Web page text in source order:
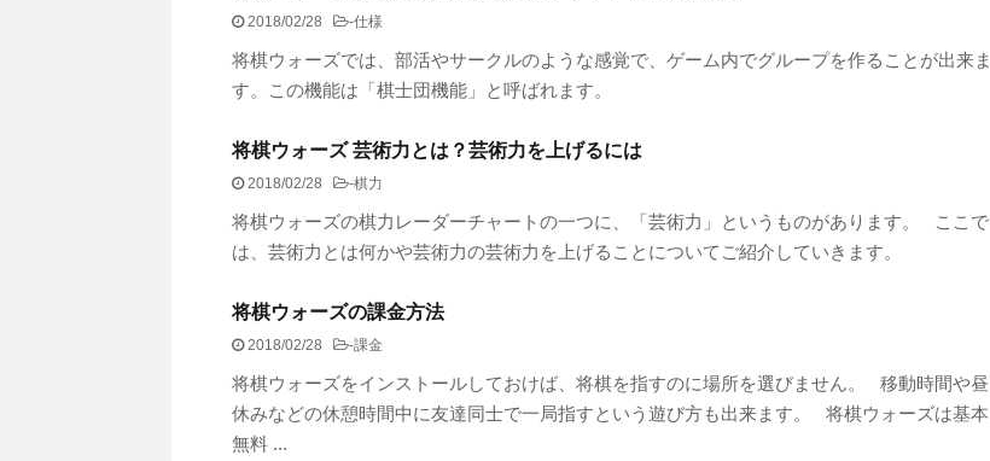
2018/02/28 -仕様
将棋ウォーズでは、部活やサークルのような感覚で、ゲーム内でグループを作ることが出来ま
す。この機能は「棋士団機能」と呼ばれます。
将棋ウォーズ 芸術力とは？芸術力を上げるには
2018/02/28 -棋力
将棋ウォーズの棋力レーダーチャートの一つに、「芸術力」というものがあります。 ここで
は、芸術力とは何かや芸術力の芸術力を上げることについてご紹介していきます。
将棋ウォーズの課金方法
2018/02/28 -課金
将棋ウォーズをインストールしておけば、将棋を指すのに場所を選びません。 移動時間や昼
休みなどの休憩時間中に友達同士で一局指すという遊び方も出来ます。 将棋ウォーズは基本
無料 ...